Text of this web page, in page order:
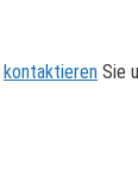
kontaktieren Sie